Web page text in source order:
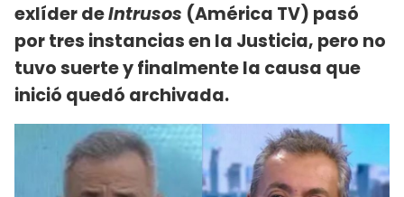
exlíder deIntrusos (América TV) pasó
por tres instancias en la Justicia, pero no
tuvo suerte y finalmente la causa que
inició quedó archivada.